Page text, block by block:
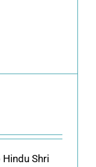
Hindu Shri